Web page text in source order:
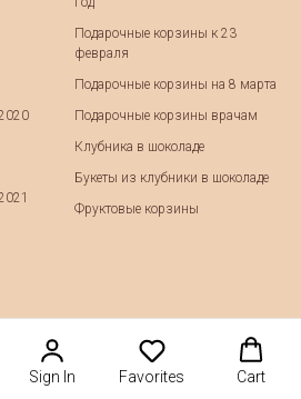
Sign In Favorites Cart
Подарочные корзины к 23
февраля
Подарочные корзины на 8 марта
Подарочные корзины врачам
Клубника в шоколаде
Букеты из клубники в шоколаде
Фруктовые корзины